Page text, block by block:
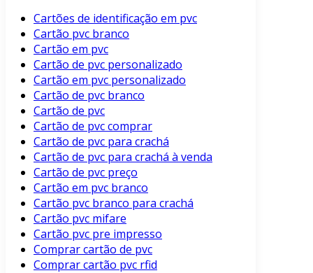
Cartões de identificação em pvc
Cartão pvc branco
Cartão em pvc
Cartão de pvc personalizado
Cartão em pvc personalizado
Cartão de pvc branco
Cartão de pvc
Cartão de pvc comprar
Cartão de pvc para crachá
Cartão de pvc para crachá à venda
Cartão de pvc preço
Cartão em pvc branco
Cartão pvc branco para crachá
Cartão pvc mifare
Cartão pvc pre impresso
Comprar cartão de pvc
Comprar cartão pvc rfid